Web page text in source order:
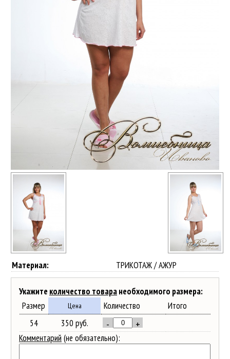
Материал: ТРИКОТАЖ / АЖУР
Укажите количество товаранеобходимого размера:
Размер
Цена Количество
Итого
54
350 руб. - +
Комментарий (не обязательно):